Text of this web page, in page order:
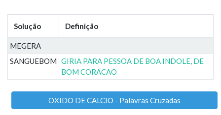
Solução Definição
MEGERA
SANGUEBOM GIRIA PARA PESSOA DE BOA INDOLE, DE
BOM CORACAO
OXIDO DE CALCIO - Palavras Cruzadas